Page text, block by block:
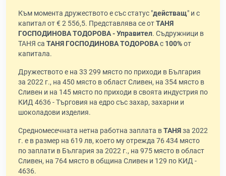
Към момента дружеството е със статус "действащ" и с
капитал от € 2 556,5. Представлява се отТАНЯ
ГОСПОДИНОВА ТОДОРОВА - Управител. Съдружници в
ТАНЯ са ТАНЯ ГОСПОДИНОВА ТОДОРОВАс 100%от
капитала.
Дружеството е на 33 299 място по приходи в България
за 2022 г., на 450 място в област Сливен, на 354 място в
Сливен и на 145 място по приходи в своята индустрия по
КИД 4636 - Търговия на едро със захар, захарни и
шоколадови изделия.
Средномесечната нетна работна заплата вТАНЯза 2022
г. е в размер на 619 лв, което му отрежда 76 434 място
по заплати в България за 2022 г., на 975 място в област
Сливен, на 764 място в община Сливен и 129 по КИД -
4636.